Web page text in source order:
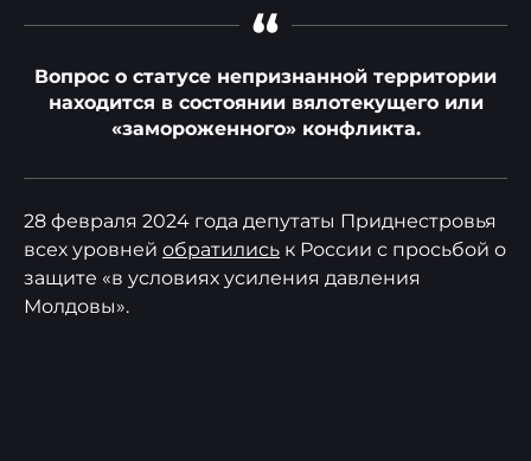
“
Вопрос о статусе непризнанной территории
находится в состоянии вялотекущего или
«замороженного» конфликта.
28 февраля 2024 года депутаты Приднестровья
всех уровней обратились к России с просьбой о
защите «в условиях усиления давления
Молдовы».